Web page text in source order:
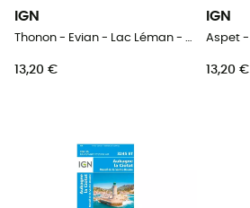
IGN
Thonon - Evian - Lac Léman - Carte topographique
13,20 €
IGN
13,20 €